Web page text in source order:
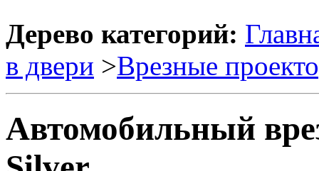
Дерево категорий:
в двери >Врезные
Автомобильный